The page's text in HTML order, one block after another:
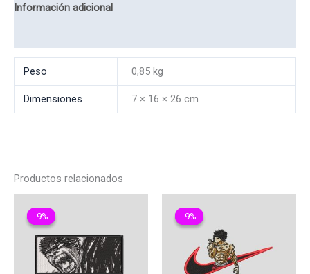
Información adicional
Peso 0,85 kg
Dimensiones 7 × 16 × 26 cm
Productos relacionados
-9%
-9% -9%
-9%